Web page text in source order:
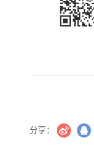
分享：